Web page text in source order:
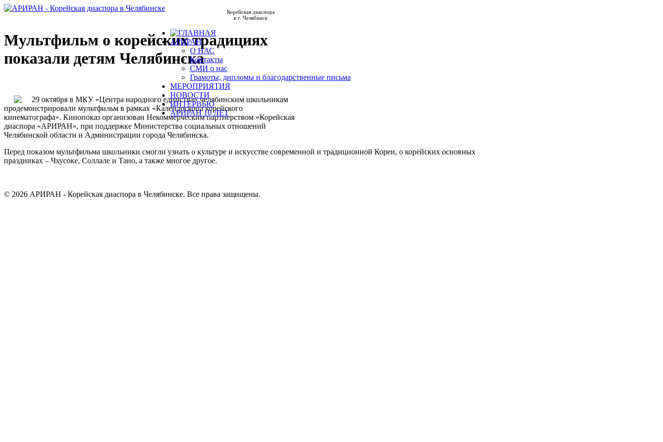
Корейская диаспора
в г. Челябинск
АРИРАН
О НАС
Контакты
СМИ о нас
Грамоты, дипломы и благодарственные письма
МЕРОПРИЯТИЯ
НОВОСТИ
ИНТЕРВЬЮ
АРИРАН 10 ЛЕТ
Мультфильм о корейских традициях
показали детям Челябинска
29 октября в МКУ «Центра народного единства» челябинским школьникам
продемонстрировали мультфильм в рамках «Калейдоскопа корейского
кинематографа». Кинопоказ организован Некоммерческим партнерством «Корейская
диаспора «АРИРАН», при поддержке Министерства социальных отношений
Челябинской области и Администрации города Челябинска.
Перед показом мультфильма школьники смогли узнать о культуре и искусстве современной и традиционной Кореи, о корейских основных
праздниках – Чхусоке, Соллале и Тано, а также многое другое.
© 2026 АРИРАН - Корейская диаспора в Челябинске. Все права защищены.